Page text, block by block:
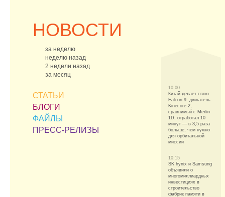
НОВОСТИ
за неделю
неделю назад
2 недели назад
за месяц
СТАТЬИ
БЛОГИ
ФАЙЛЫ
ПРЕСС-РЕЛИЗЫ
10:00
Китай делает свою
Falcon 9: двигатель
Kinecore-2,
сравнимый с Merlin
1D, отработал 10
минут — в 3,5 раза
больше, чем нужно
для орбитальной
миссии
10:15
SK hynix и Samsung
объявили о
многомиллиардных
инвестициях в
строительство
фабрик памяти в